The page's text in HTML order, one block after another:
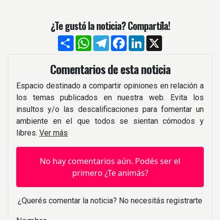
¿Te gustó la noticia? Compartíla!
CompartirWhatsApp
TelegramFacebook
LinkedIn
Comentarios de esta noticia
Espacio destinado a compartir opiniones en relación a
los temas publicados en nuestra web. Evita los
insultos y/o las descalificaciones para fomentar un
ambiente en el que todos se sientan cómodos y
libres. Ver más
No hay comentarios aún. Podés ser el
primero ¿Te animás?
¿Querés comentar la noticia? No necesitás registrarte